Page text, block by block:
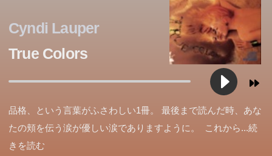
Cyndi Lauper
True Colors
品格、という言葉がふさわしい1冊。 最後まで読んだ時、あな
たの頬を伝う涙が優しい涙でありますように。 これから...続
きを読む